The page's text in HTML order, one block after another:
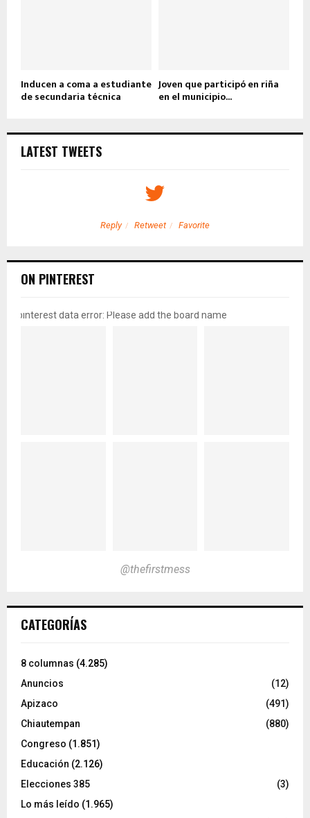
Inducen a coma a estudiante
de secundaria técnica
Joven que participó en riña
en el municipio...
LATEST TWEETS
Reply Retweet Favorite
ON PINTEREST
pinterest data error: Please add the board name
@thefirstmess
CATEGORÍAS
8 columnas (4.285)
Anuncios
(12)
Apizaco
(491)
Chiautempan
(880)
Congreso (1.851)
Educación (2.126)
Elecciones 385
(3)
Lo más leído (1.965)